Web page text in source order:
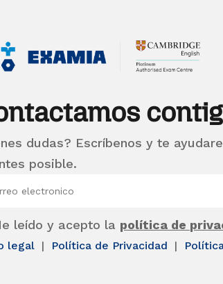
dudas? Escríbenos y te
posible.
leído y acepto la política de
legal | Política de Privacidad |